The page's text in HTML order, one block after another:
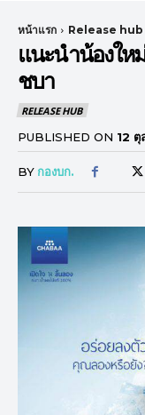
หน้าแรก Release hub
แนะนำน้องให
ชบา
RELEASE HUB
PUBLISHED ON 12
BY กองบก.